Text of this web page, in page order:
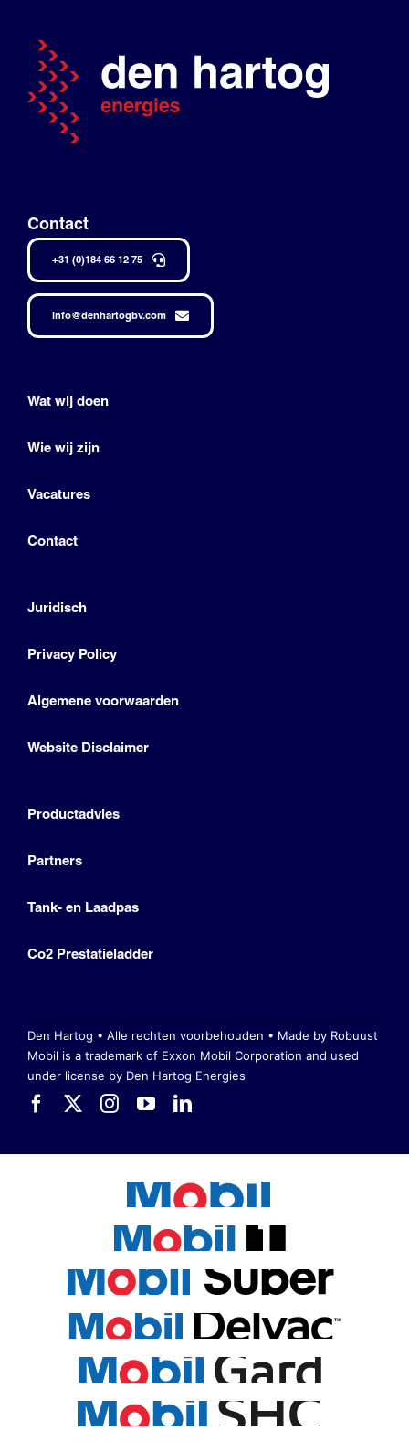
Contact
+31 (0)184 66 12 75
info@denhartogbv.com
Wat wij doen
Wie wij zijn
Vacatures
Contact
Juridisch
Privacy Policy
Algemene voorwaarden
Website Disclaimer
Productadvies
Partners
Tank- en Laadpas
Co2 Prestatieladder
Den Hartog • Alle rechten voorbehouden • Made by Robuust
Mobil is a trademark of Exxon Mobil Corporation and used
under license by Den Hartog Energies